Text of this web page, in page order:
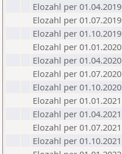
Elozahl per 01.04.2019
Elozahl per 01.07.2019
Elozahl per 01.10.2019
Elozahl per 01.01.2020
Elozahl per 01.04.2020
Elozahl per 01.07.2020
Elozahl per 01.10.2020
Elozahl per 01.01.2021
Elozahl per 01.04.2021
Elozahl per 01.07.2021
Elozahl per 01.10.2021